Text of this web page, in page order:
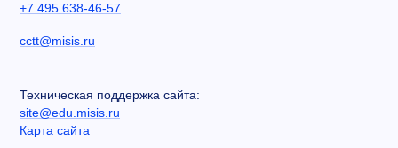
+7 495 638-46-57
cctt@misis.ru
Техническая поддержка сайта:
site@edu.misis.ru
Карта сайта